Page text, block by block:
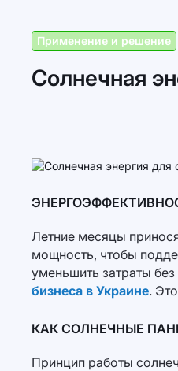
Применение и решение
Солнечная
Летние месяцы
мощность, чтобы
уменьшить затраты
бизнеса в Украине.
КАК СОЛНЕЧНЫЕ
Принцип работы